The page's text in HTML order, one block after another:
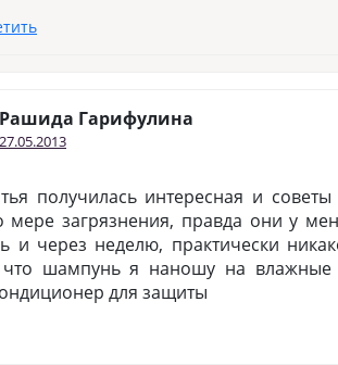
Рашида Гарифулина
27.05.2013
получилась интересная и
мере загрязнения, правда они у
и через неделю, практически
что шампунь я наношу на влажные
для защиты